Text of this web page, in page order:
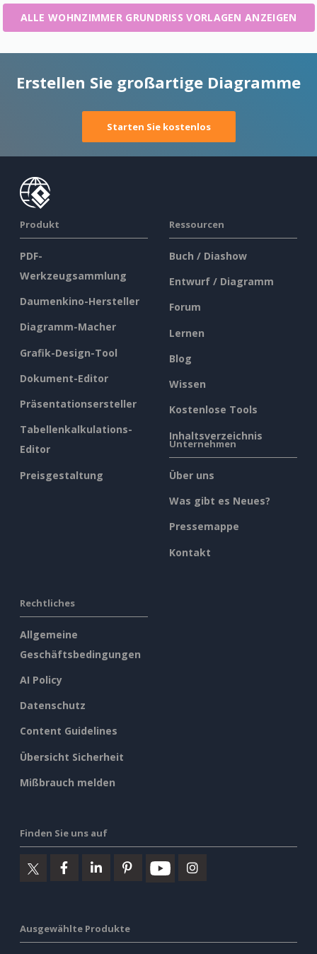
ALLE WOHNZIMMER GRUNDRISS VORLAGEN ANZEIGEN
Erstellen Sie großartige Diagramme
Starten Sie kostenlos
Produkt
PDF-
Werkzeugsammlung
Daumenkino-Hersteller
Diagramm-Macher
Grafik-Design-Tool
Dokument-Editor
Präsentationsersteller
Tabellenkalkulations-
Editor
Preisgestaltung
Ressourcen
Buch / Diashow
Entwurf / Diagramm
Forum
Lernen
Blog
Wissen
Kostenlose Tools
Inhaltsverzeichnis
Unternehmen
Über uns
Was gibt es Neues?
Pressemappe
Kontakt
Rechtliches
Allgemeine
Geschäftsbedingungen
AI Policy
Datenschutz
Content Guidelines
Übersicht Sicherheit
Mißbrauch melden
Finden Sie uns auf
Ausgewählte Produkte